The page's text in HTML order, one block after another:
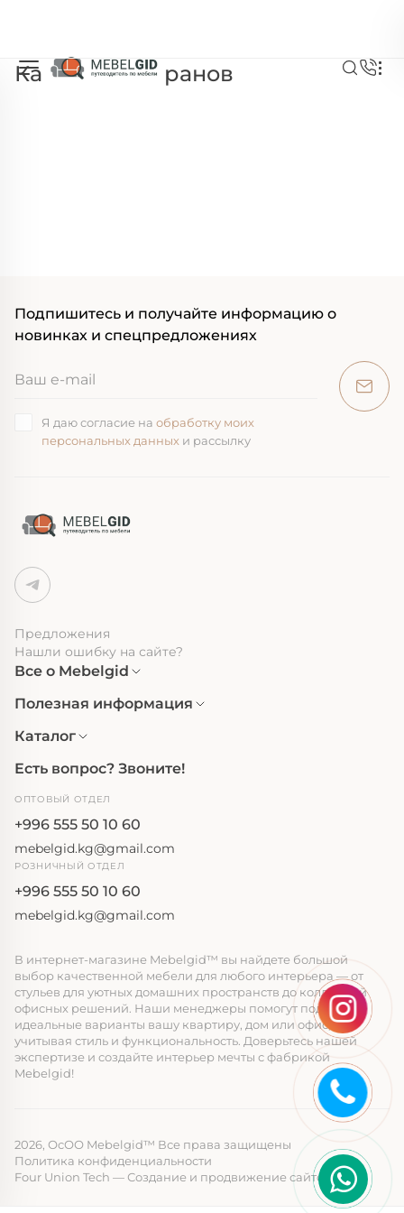
Кафе и ресторанов
Подпишитесь и получайте информацию о
новинках и спецпредложениях
Я даю согласие на обработку моих
персональных данных и рассылку
Предложения
Нашли ошибку на сайте?
Все о Mebelgid
Полезная информация
Каталог
Есть вопрос? Звоните!
ОПТОВЫЙ ОТДЕЛ
+996 555 50 10 60
mebelgid.kg@gmail.com
РОЗНИЧНЫЙ ОТДЕЛ
+996 555 50 10 60
mebelgid.kg@gmail.com
В интернет-магазине Mebelgid™ вы найдете большой
выбор качественной мебели для любого интерьера — от
стульев для уютных домашних пространств до коллекций
офисных решений. Наши менеджеры помогут подобрать
идеальные варианты вашу квартиру, дом или офис,
учитывая стиль и функциональность. Доверьтесь нашей
экспертизе и создайте интерьер мечты с фабрикой
Mebelgid!
2026, ОcОО Mebelgid™ Все права защищены
Политика конфиденциальности
Four Union Tech — Создание и продвижение сайтов